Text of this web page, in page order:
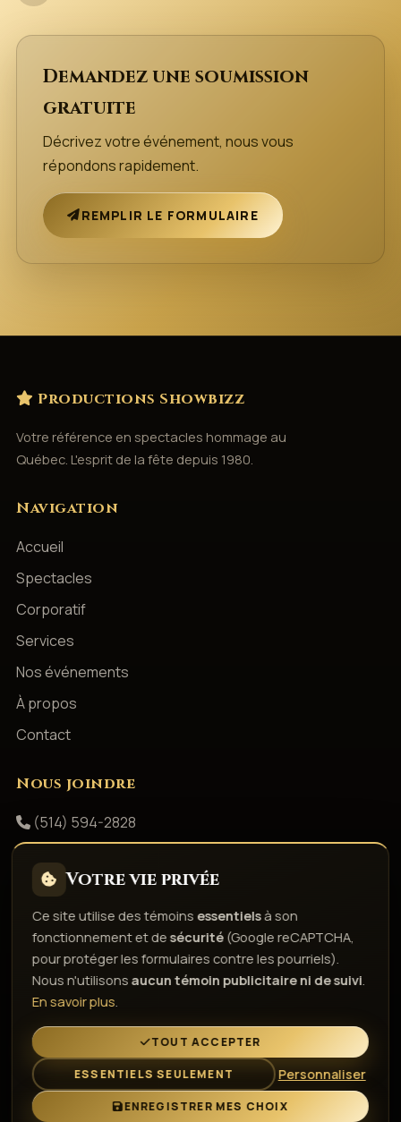
Demandez une soumission
gratuite
Décrivez votre événement, nous vous
répondons rapidement.
REMPLIR LE FORMULAIRE
Productions Showbizz
Votre référence en spectacles hommage au
Québec. L'esprit de la fête depuis 1980.
Navigation
Accueil
Spectacles
Corporatif
Services
Nos événements
À propos
Contact
Nous joindre
(514) 594-2828
Facebook
Politique de confidentialité Conditions d'utilisation
Droits d'auteur & responsabilitéPolitique de témoins
L'esprit de la fête depuis 1980
© 2026 Gestion Showbizz Inc. — Tous droits réservés ·
Administration
Votre vie privée
Ce site utilise des témoinsessentielsà son
fonctionnement et desécurité (Google reCAPTCHA,
pour protéger les formulaires contre les pourriels).
Nous n'utilisonsaucun témoin publicitaire ni de suivi.
En savoir plus.
TOUT ACCEPTER
ESSENTIELS SEULEMENT Personnaliser
ENREGISTRER MES CHOIX